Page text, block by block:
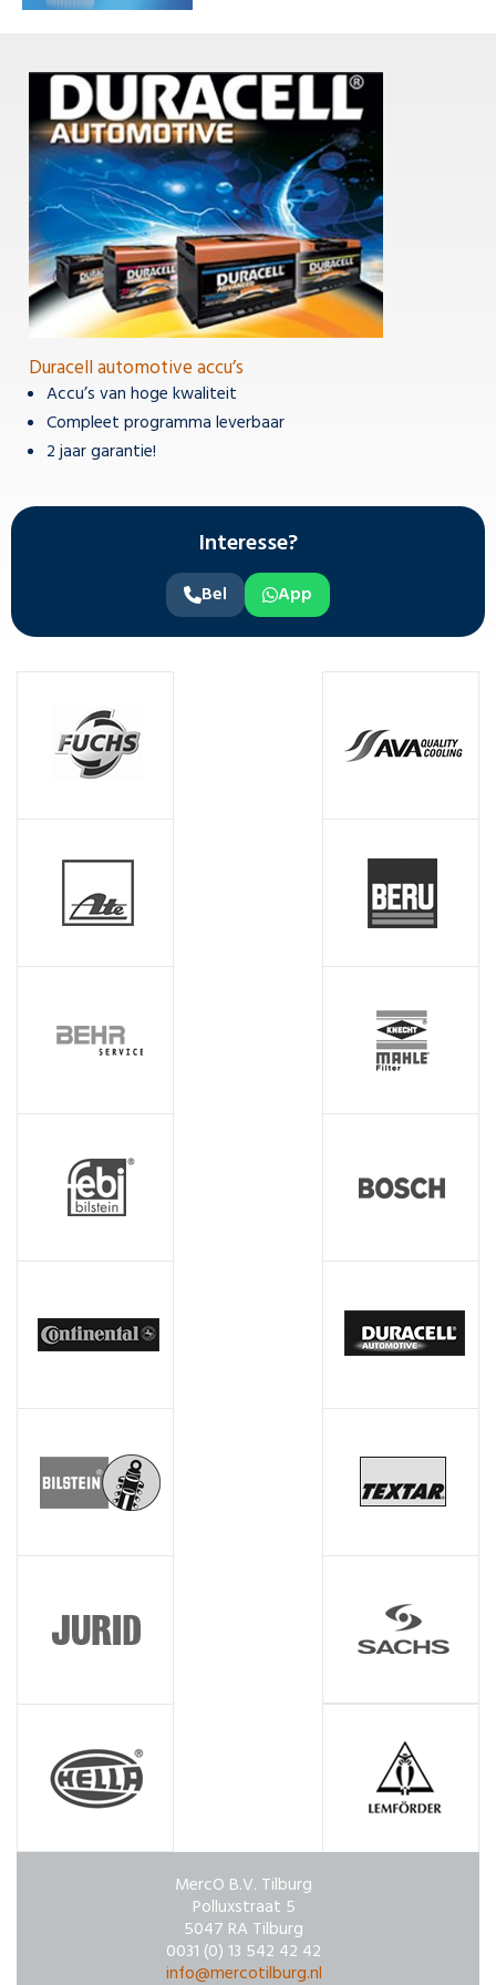
Duracell automotive accu’s
Accu’s van hoge kwaliteit
Compleet programma leverbaar
2 jaar garantie!
Interesse?
Bel App
MercO B.V. Tilburg
Polluxstraat 5
5047 RA Tilburg
0031 (0) 13 542 42 42
info@mercotilburg.nl